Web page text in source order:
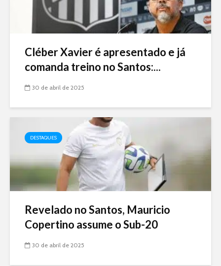
Cléber Xavier é apresentado e já
comanda treino no Santos:...
30 de abril de 2025
DESTAQUES
Revelado no Santos, Mauricio
Copertino assume o Sub-20
30 de abril de 2025